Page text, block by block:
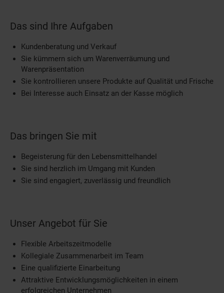
Das sind Ihre Aufgaben
Kundenberatung und Verkauf
Sie kümmern sich um Warenverräumung und
Warenpräsentation
Sie kontrollieren unsere Produkte auf Qualität und Frische
Bei Interesse auch Einsatz an der Kasse möglich
Das bringen Sie mit
Begeisterung für den Lebensmittelhandel
Sie sind herzlich im Umgang mit Kunden
Sie sind engagiert, zuverlässig und freundlich
Unser Angebot für Sie
Flexible Arbeitszeitmodelle
Kollegiale Zusammenarbeit im Team
Eine qualifizierte Einarbeitung
Attraktive Entwicklungsmöglichkeiten in einem
erfolgreichen Unternehmen